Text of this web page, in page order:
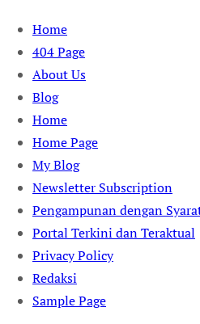
Skip
content
Home
404 Page
About Us
Blog
Home
Home Page
My Blog
Newsletter Subscription
Pengampunan dengan
Portal Terkini dan Teraktual
Privacy Policy
Redaksi
Sample Page